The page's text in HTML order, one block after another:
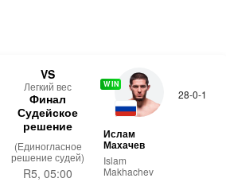
VS
Легкий вес
Финал
Судейское
решение
(Единогласное
решение судей)
R5, 05:00
28-0-1
WIN
Ислам
Махачев
Islam
Makhachev